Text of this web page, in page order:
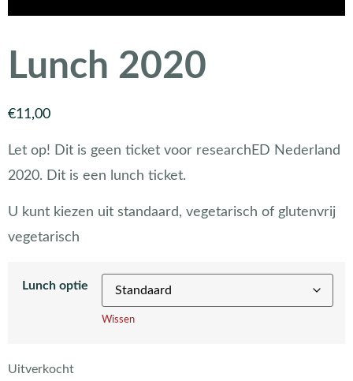
Lunch 2020
€11,00
Let op! Dit is geen ticket voor researchED Nederland
2020. Dit is een lunch ticket.
U kunt kiezen uit standaard, vegetarisch of glutenvrij
vegetarisch
Lunch optie
Wissen
Uitverkocht